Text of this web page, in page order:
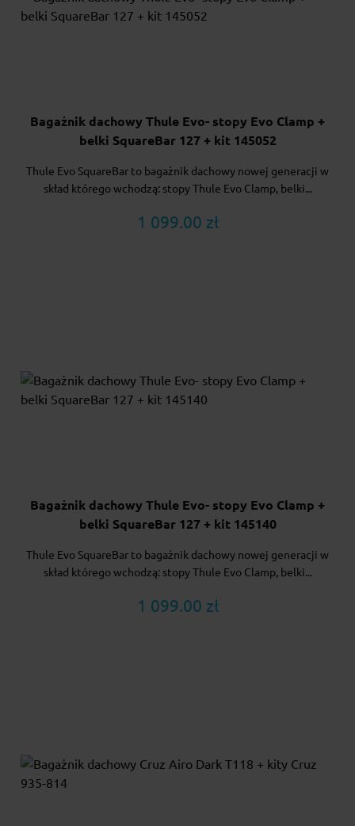
Bagażnik dachowy Thule Evo- stopy Evo Clamp +
belki SquareBar 127 + kit 145052
Thule Evo SquareBar to bagażnik dachowy nowej generacji w
skład którego wchodzą: stopy Thule Evo Clamp, belki...
1 099.00 zł
Bagażnik dachowy Thule Evo- stopy Evo Clamp +
belki SquareBar 127 + kit 145140
Thule Evo SquareBar to bagażnik dachowy nowej generacji w
skład którego wchodzą: stopy Thule Evo Clamp, belki...
1 099.00 zł